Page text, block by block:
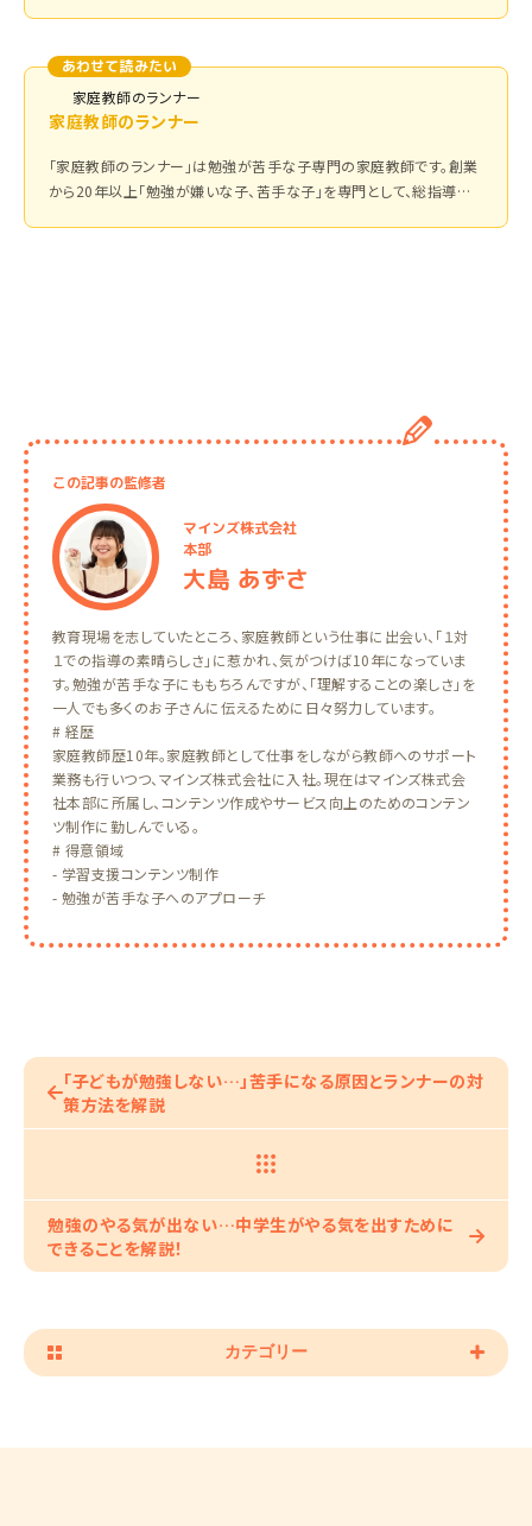
あわせて読みたい
家庭教師のランナー
家庭教師のランナー
「家庭教師のランナー」は勉強が苦手な子専門の家庭教師です。創業
から20年以上「勉強が嫌いな子、苦手な子」を専門として、総指導生
この記事の監修者
マインズ株式会社
本部
大島 あずさ
教育現場を志していたところ、家庭教師という仕事に出会い、「１対
１での指導の素晴らしさ」に惹かれ、気がつけば10年になっていま
す。勉強が苦手な子にももちろんですが、「理解することの楽しさ」を
一人でも多くのお子さんに伝えるために日々努力しています。
# 経歴
家庭教師歴10年。家庭教師として仕事をしながら教師へのサポート
業務も行いつつ、マインズ株式会社に入社。現在はマインズ株式会
社本部に所属し、コンテンツ作成やサービス向上のためのコンテン
ツ制作に勤しんでいる。
# 得意領域
- 学習支援コンテンツ制作
- 勉強が苦手な子へのアプローチ
「子どもが勉強しない…」苦手になる原因とランナーの対
策方法を解説
勉強のやる気が出ない…中学生がやる気を出すために
できることを解説！
カテゴリー